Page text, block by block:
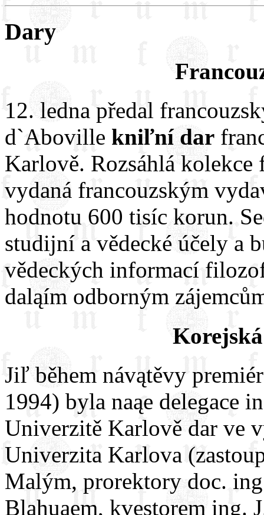
Dary
12. ledna předal
d`Aboville kniľní dar
Karlově. Rozsáhlá
vydaná francouzským
hodnotu 600 tisíc korun.
studijní a vědecké účely a
vědeckých informací
daląím odborným
Jiľ během návątěvy
1994) byla naąe delegace
Univerzitě Karlově dar ve
Univerzita Karlova
Malým, prorektory doc.
Blahuąem, kvestorem ing.